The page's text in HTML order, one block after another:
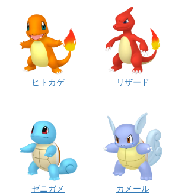
ヒトカゲ リザード
ゼニガメ カメール